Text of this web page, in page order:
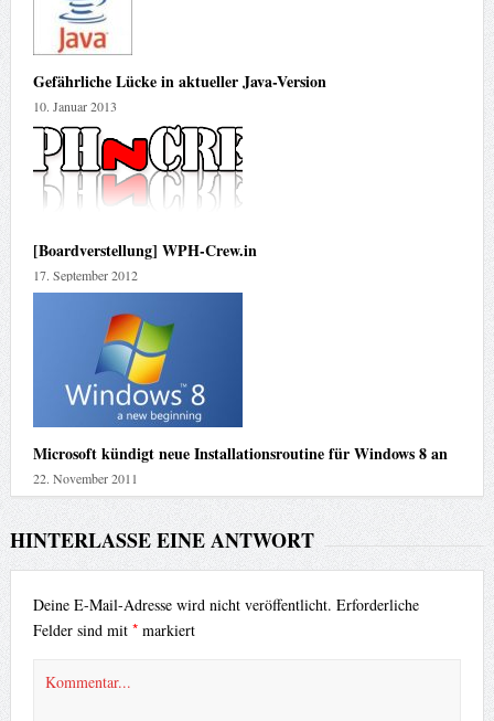
Gefährliche Lücke in aktueller Java-Version
10. Januar 2013
[Boardverstellung] WPH-Crew.in
17. September 2012
Microsoft kündigt neue Installationsroutine für Windows 8 an
22. November 2011
HINTERLASSE EINE ANTWORT
Deine E-Mail-Adresse wird nicht veröffentlicht. Erforderliche
Felder sind mit *markiert